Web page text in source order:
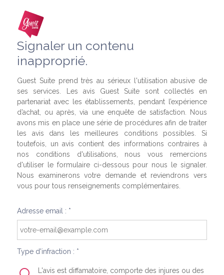
Signaler un contenu
inapproprié.
Guest Suite prend très au sérieux l'utilisation abusive de
ses services. Les avis Guest Suite sont collectés en
partenariat avec les établissements, pendant l’expérience
d’achat, ou après, via une enquête de satisfaction. Nous
avons mis en place une série de procédures afin de traiter
les avis dans les meilleures conditions possibles. Si
toutefois, un avis contient des informations contraires à
nos conditions d'utilisations, nous vous remercions
d'utiliser le formulaire ci-dessous pour nous le signaler.
Nous examinerons votre demande et reviendrons vers
vous pour tous renseignements complémentaires.
Adresse email : *
Type d'infraction : *
L'avis est diffamatoire, comporte des injures ou des